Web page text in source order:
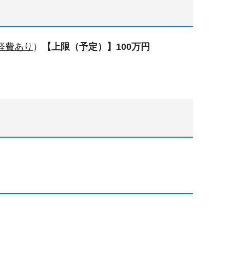
費あり ） 【上限（予定）】100万円